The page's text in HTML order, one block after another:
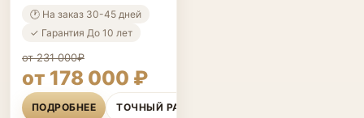
🕐 На заказ 30-45 дней
✓ Гарантия До 10 лет
от 231 000₽
от 178 000 ₽
ПОДРОБНЕЕ ТОЧНЫЙ РАСЧЁТ